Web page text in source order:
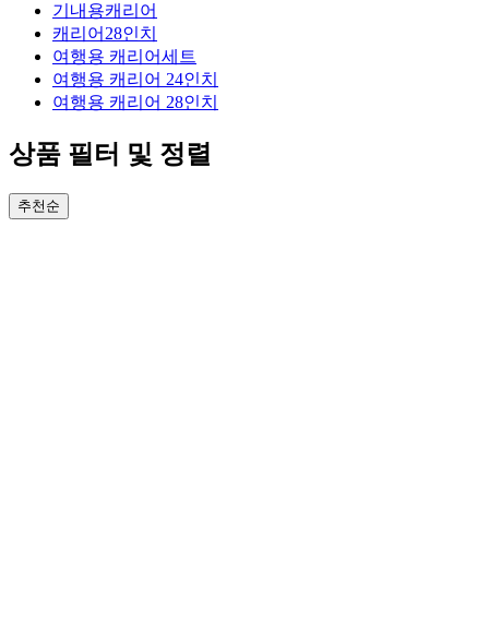
기내용캐리어
캐리어28인치
여행용 캐리어세트
여행용 캐리어 24인치
여행용 캐리어 28인치
상품 필터 및 정렬
추천순